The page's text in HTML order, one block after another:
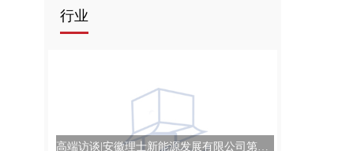
行业
高端访谈|安徽理士新能源发展有限公司第24届高交会媒体专访